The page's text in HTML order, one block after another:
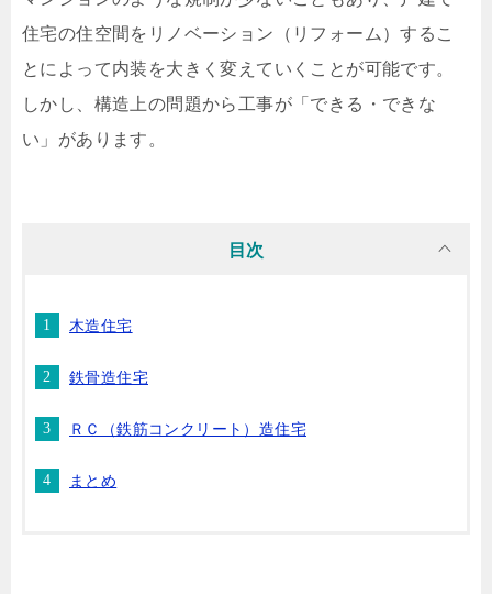
住宅の住空間をリノベーション（リフォーム）するこ
とによって内装を大きく変えていくことが可能です。
しかし、構造上の問題から工事が「できる・できな
い」があります。
目次
木造住宅
鉄骨造住宅
ＲＣ（鉄筋コンクリート）造住宅
まとめ